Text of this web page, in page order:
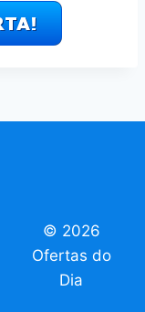
© 2026
Ofertas do
Dia